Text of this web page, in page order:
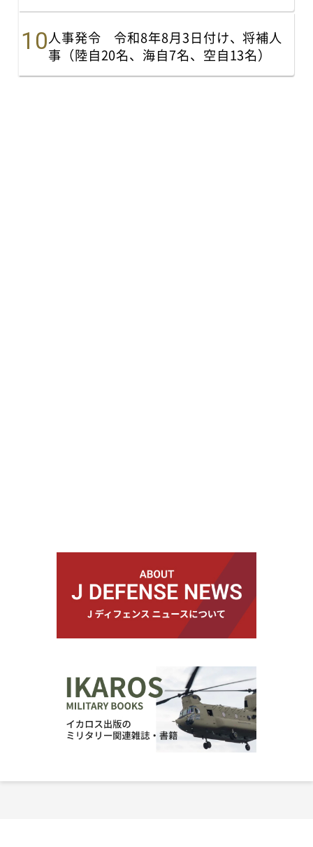
人事発令 令和8年8月3日付け、将補人
事（陸自20名、海自7名、空自13名）